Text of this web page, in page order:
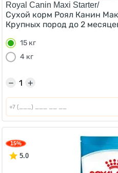
Royal Canin Maxi Starter/
Сухой корм Роял Канин
Крупных пород до 2
15 кг
4 кг
+
−
15%
5.0